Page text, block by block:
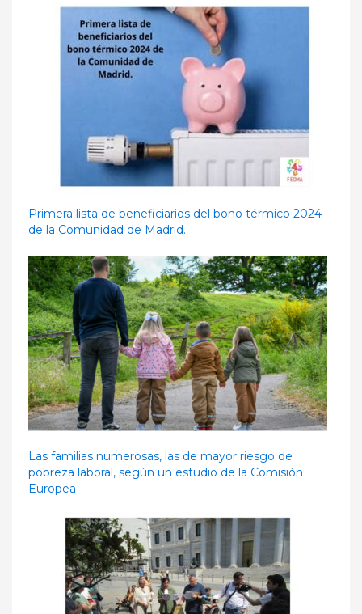
Primera lista de beneficiarios del bono térmico 2024
de la Comunidad de Madrid.
Las familias numerosas, las de mayor riesgo de
pobreza laboral, según un estudio de la Comisión
Europea